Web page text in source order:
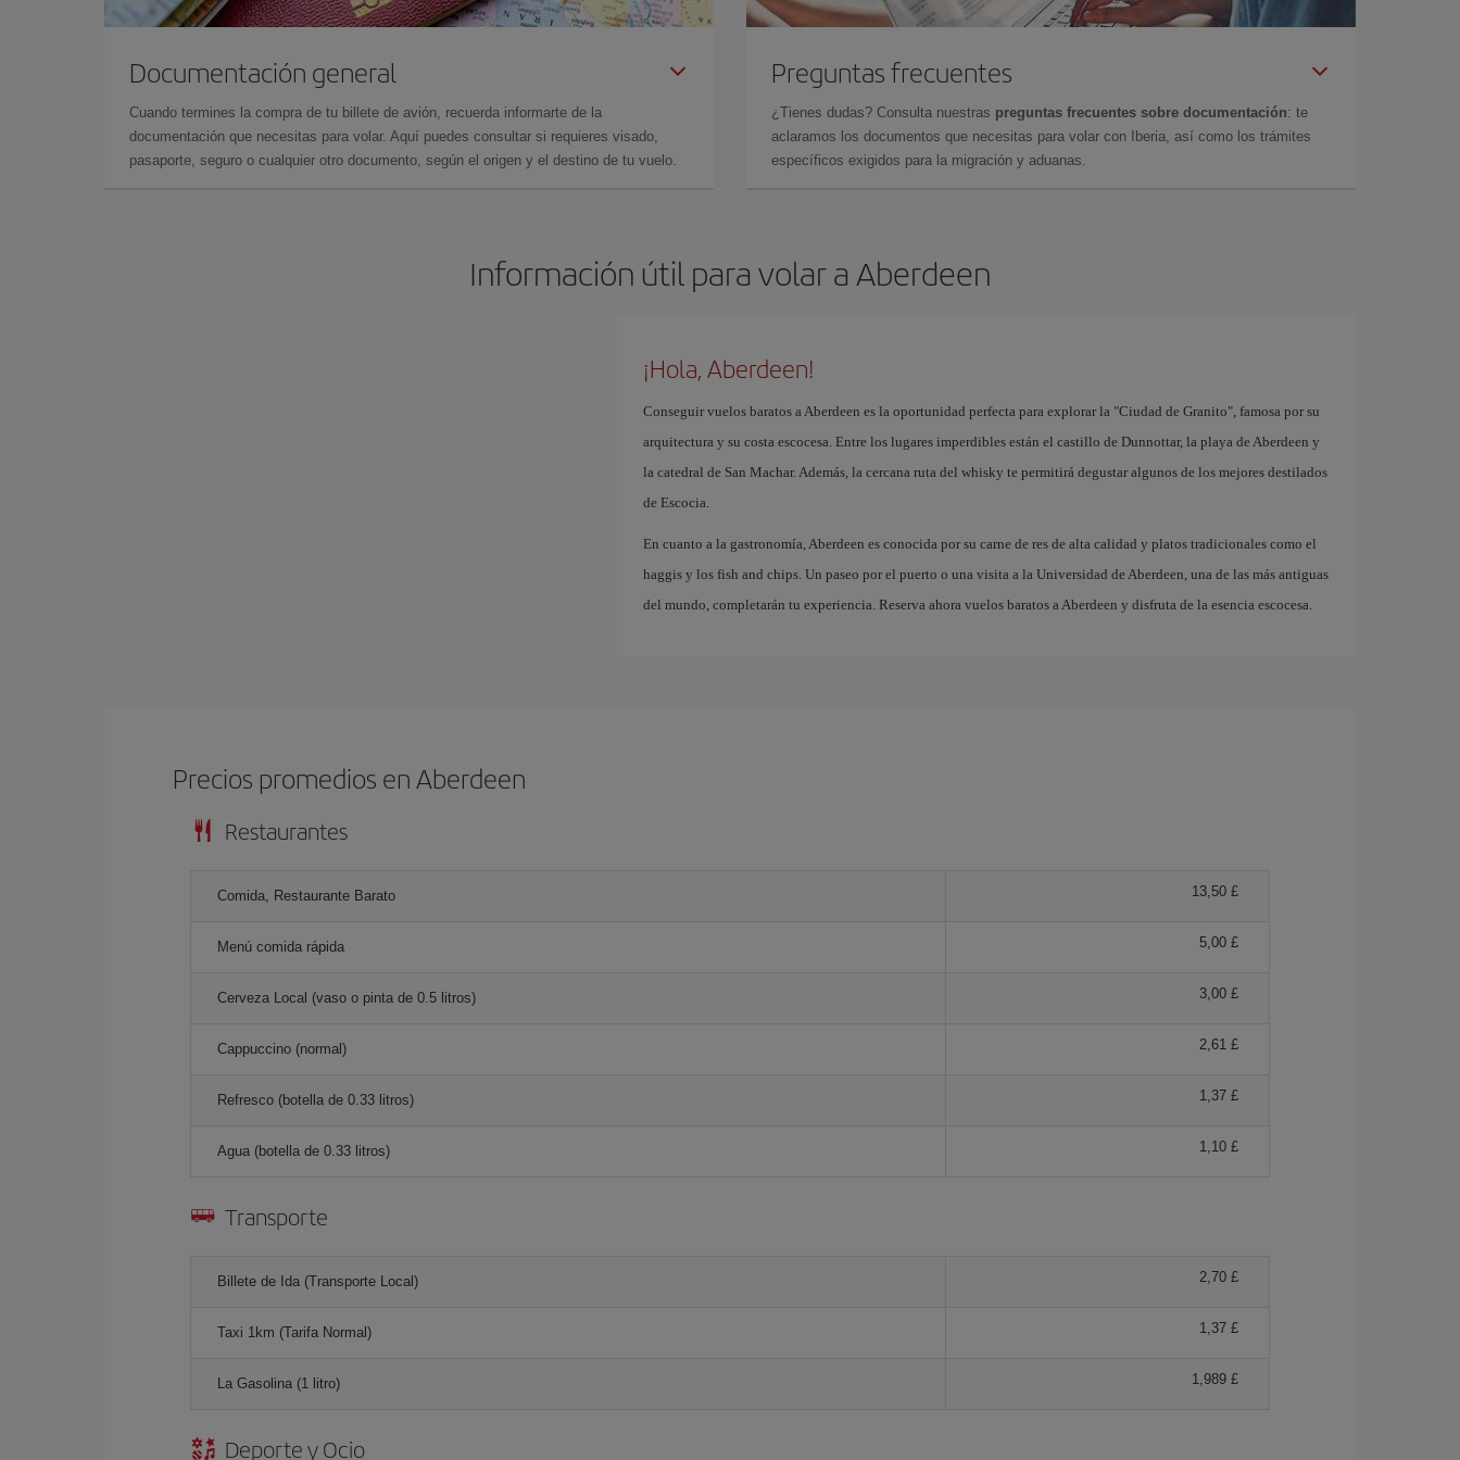
Documentación general
Cuando termines la compra de tu billete de avión, recuerda informarte de la
documentación que necesitas para volar. Aquí puedes consultar si requieres visado,
pasaporte, seguro o cualquier otro documento, según el origen y el destino de tu vuelo.
Preguntas frecuentes
¿Tienes dudas? Consulta nuestras preguntas frecuentes sobre documentación: te
aclaramos los documentos que necesitas para volar con Iberia, así como los trámites
específicos exigidos para la migración y aduanas.
Información útil para volar a Aberdeen
¡Hola, Aberdeen!
Conseguir vuelos baratos a Aberdeen es la oportunidad perfecta para explorar la "Ciudad de Granito", famosa por su
arquitectura y su costa escocesa. Entre los lugares imperdibles están el castillo de Dunnottar, la playa de Aberdeen y
la catedral de San Machar. Además, la cercana ruta del whisky te permitirá degustar algunos de los mejores destilados
de Escocia.
En cuanto a la gastronomía, Aberdeen es conocida por su carne de res de alta calidad y platos tradicionales como el
haggis y los fish and chips. Un paseo por el puerto o una visita a la Universidad de Aberdeen, una de las más antiguas
del mundo, completarán tu experiencia. Reserva ahora vuelos baratos a Aberdeen y disfruta de la esencia escocesa.
Precios promedios en Aberdeen
Restaurantes
Comida, Restaurante Barato 13,50 £
Menú comida rápida 5,00 £
Cerveza Local (vaso o pinta de 0.5 litros) 3,00 £
Cappuccino (normal) 2,61 £
Refresco (botella de 0.33 litros) 1,37 £
Agua (botella de 0.33 litros) 1,10 £
Transporte
Billete de Ida (Transporte Local) 2,70 £
Taxi 1km (Tarifa Normal) 1,37 £
La Gasolina (1 litro) 1,989 £
Deporte y Ocio